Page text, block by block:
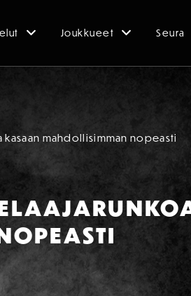
Joukkueet Seura
mahdollisimman nopeasti